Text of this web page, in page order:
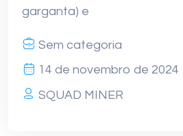
garganta) e
Sem categoria
14 de novembro de 2024
SQUAD MINER